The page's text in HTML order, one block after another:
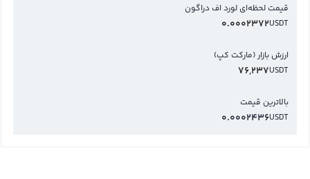
قیمت لحظه‌ای لورد اف دراگون
USDT
0.0002372
ارزش بازار (مارکت کپ)
USDT
76,237
بالاترین قیمت
USDT
0.0002436